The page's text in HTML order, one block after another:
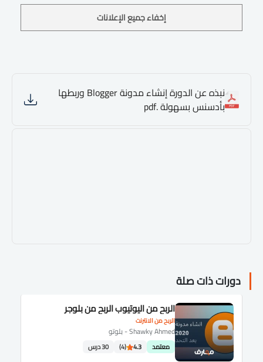
إخفاء جميع الإعلانات
نبذه عن الدورة إنشاء مدونة Blogger وربطها
بأدسنس بسهولة .pdf
دورات ذات صلة
الربح من الانترنت
الربح من اليوتيوب الربح من بلوجر
Shawky Ahmed - بلوتو
معتمد 4.3
(4) 30 درس